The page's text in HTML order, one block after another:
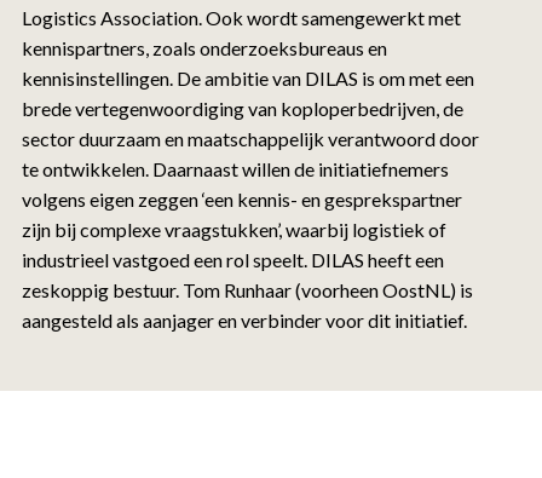
Logistics Association. Ook wordt samengewerkt met
kennispartners, zoals onderzoeksbureaus en
kennisinstellingen. De ambitie van DILAS is om met een
brede vertegenwoordiging van koploperbedrijven, de
sector duurzaam en maatschappelijk verantwoord door
te ontwikkelen. Daarnaast willen de initiatiefnemers
volgens eigen zeggen ‘een kennis- en gesprekspartner
zijn bij complexe vraagstukken’, waarbij logistiek of
industrieel vastgoed een rol speelt. DILAS heeft een
zeskoppig bestuur. Tom Runhaar (voorheen OostNL) is
aangesteld als aanjager en verbinder voor dit initiatief.